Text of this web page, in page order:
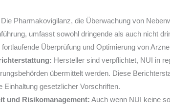
Die Pharmakovigilanz, die Überwachung von
umfasst sowohl dringende als auch nicht
Überprüfung und Optimierung von
Hersteller sind verpflichtet, NUI in
übermittelt werden. Diese
Einhaltung gesetzlicher Vorschriften.
und Risikomanagement: Auch wenn NUI keine